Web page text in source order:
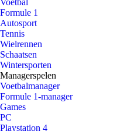
Voetbal
Formule 1
Autosport
Tennis
Wielrennen
Schaatsen
Wintersporten
Managerspelen
Voetbalmanager
Formule 1-manager
Games
PC
Playstation 4